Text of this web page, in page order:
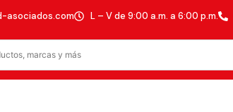
asociados.com L – V de 9:00 a.m. a 6:00 p.m.